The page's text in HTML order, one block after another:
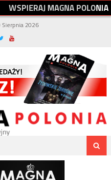
WSPIERAJMAGNAPOLONIA
2026